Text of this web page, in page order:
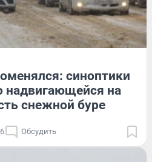
синоптики
надвигающейся на
снежной буре
Обсудить